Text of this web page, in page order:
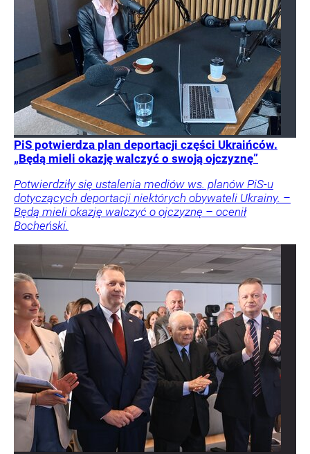
PiS potwierdza plan deportacji części Ukraińców.
„Będą mieli okazję walczyć o swoją ojczyznę”
Potwierdziły się ustalenia mediów ws. planów PiS-u
dotyczących deportacji niektórych obywateli Ukrainy. –
Będą mieli okazję walczyć o ojczyznę – ocenił
Bocheński.